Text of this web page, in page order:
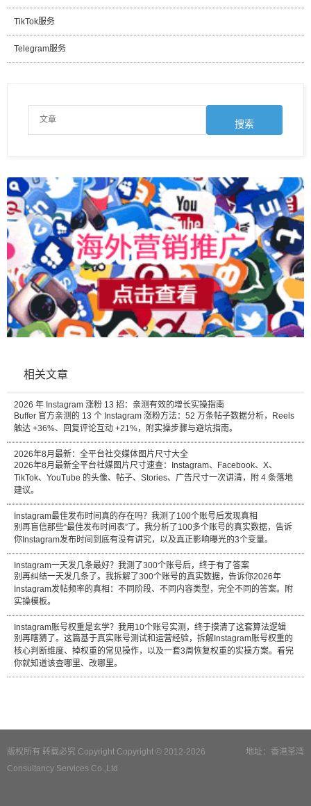
TikTok服务
Telegram服务
相关文章
2026 年 Instagram 涨粉 13 招：亲测有效的增长实操指南
Buffer 官方亲测的 13 个 Instagram 涨粉方法：52 万条帖子数据分析，Reels
触达 +36%、回复评论互动 +21%，附实操步骤与避坑指南。
2026年8月最新：全平台社交媒体图片尺寸大全
2026年8月最新全平台社媒图片尺寸速查：Instagram、Facebook、X、
TikTok、YouTube 的头像、帖子、Stories、广告尺寸一次讲清，附 4 条落地
建议。
Instagram最佳发布时间真的存在吗？我测了100个账号后发现真相
别再盲信那些“最佳发布时间表”了。我分析了100多个账号的真实数据，告诉
你Instagram发布时间到底有没有讲究，以及真正影响曝光的3个变量。
Instagram一天发几条最好？我测了300个账号后，终于有了答案
别再纠结一天发几条了。我拆解了300个账号的真实数据，告诉你2026年
Instagram发帖频率的真相：不同阶段、不同内容类型，完全不同的答案。附
实操模板。
Instagram账号权重是玄学？我用10个账号实测，终于摸清了这套算法逻辑
别再瞎猜了。这篇基于真实账号测试和运营经验，拆解Instagram账号权重的
核心判断维度、掉权重的常见操作，以及一套3周恢复权重的实操方案。看完
你就知道该查哪里、改哪里。
地址：香港荃湾
版权所有 转载必究 Copyright Copyright © 2012-2026
Consultancy Services Co.,Ltd